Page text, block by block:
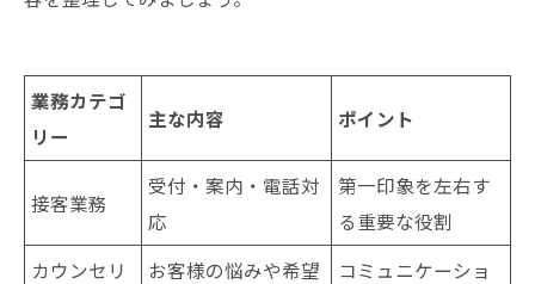
業務カテゴ
リー
主な内容 ポイント
接客業務
受付・案内・電話対
応
第一印象を左右す
る重要な役割
カウンセリ
お客様の悩みや希望
コミュニケーショ